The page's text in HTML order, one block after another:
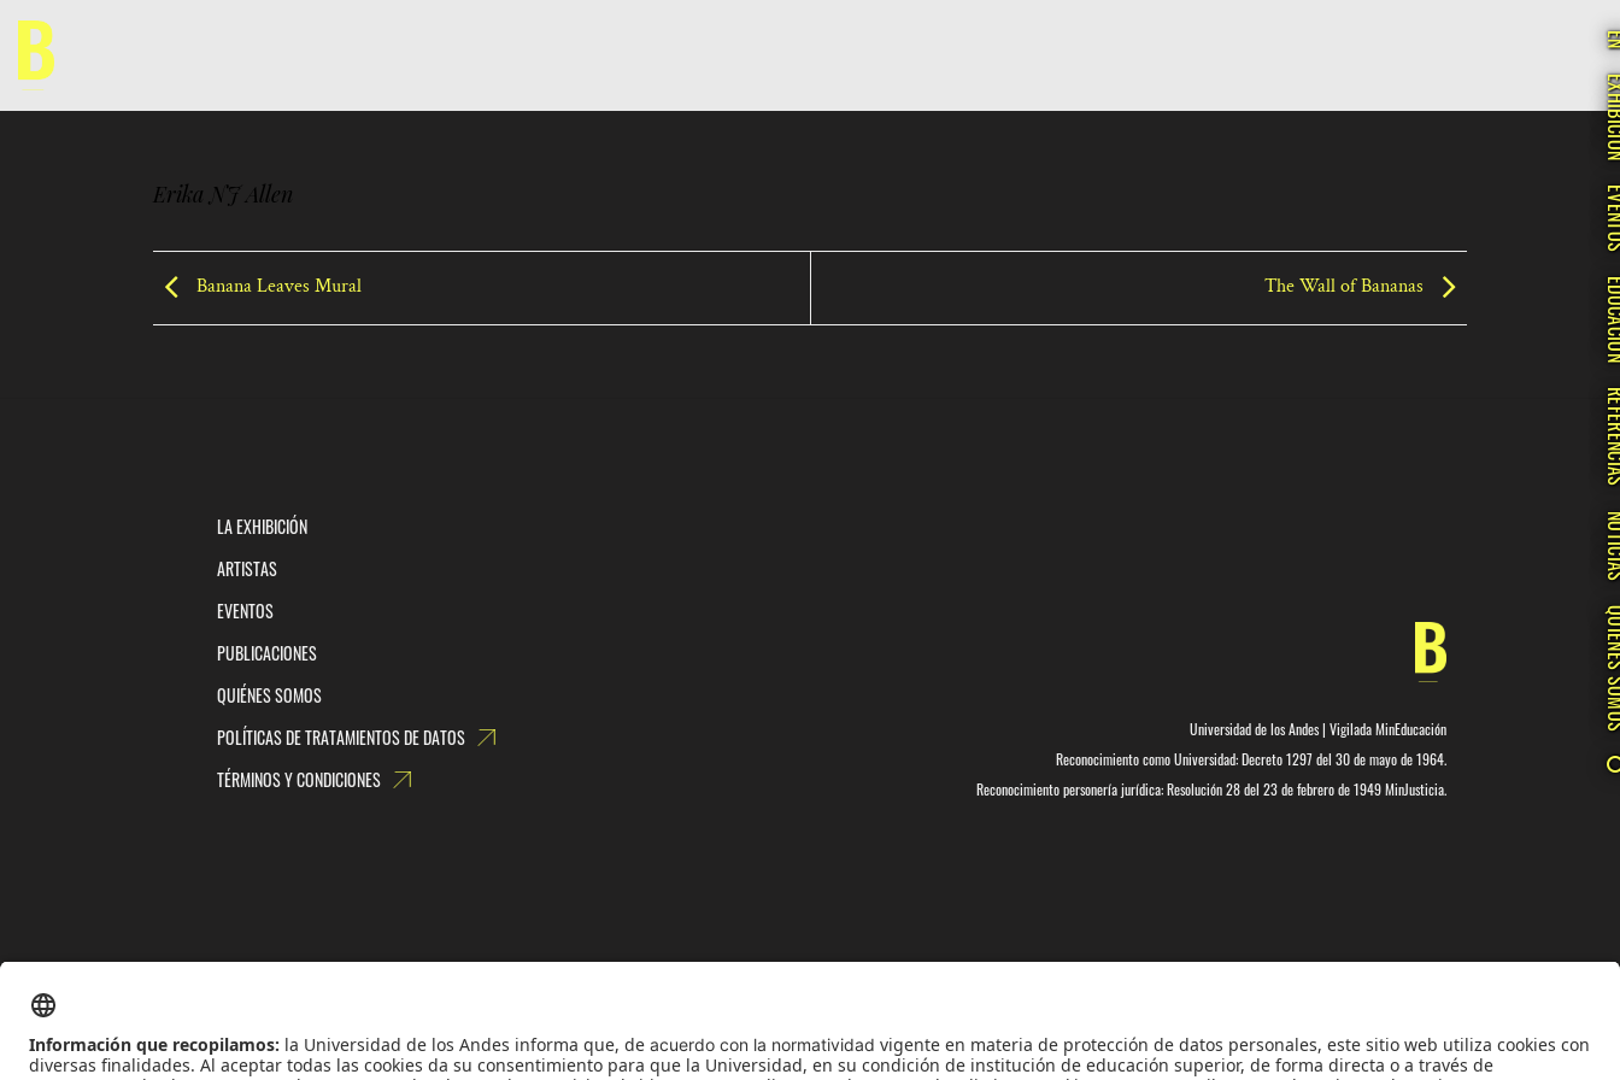
contenido
Erika NJ Allen
Banana Leaves Mural The Wall of Bananas
LA EXHIBICIÓN
ARTISTAS
EVENTOS
PUBLICACIONES
QUIÉNES SOMOS
POLÍTICAS DE TRATAMIENTOS DE DATOS
TÉRMINOS Y CONDICIONES
Universidad de los Andes | Vigilada MinEducación
Reconocimiento como Universidad: Decreto 1297 del 30 de mayo de 1964.
Reconocimiento personería jurídica: Resolución 28 del 23 de febrero de 1949 MinJusticia.